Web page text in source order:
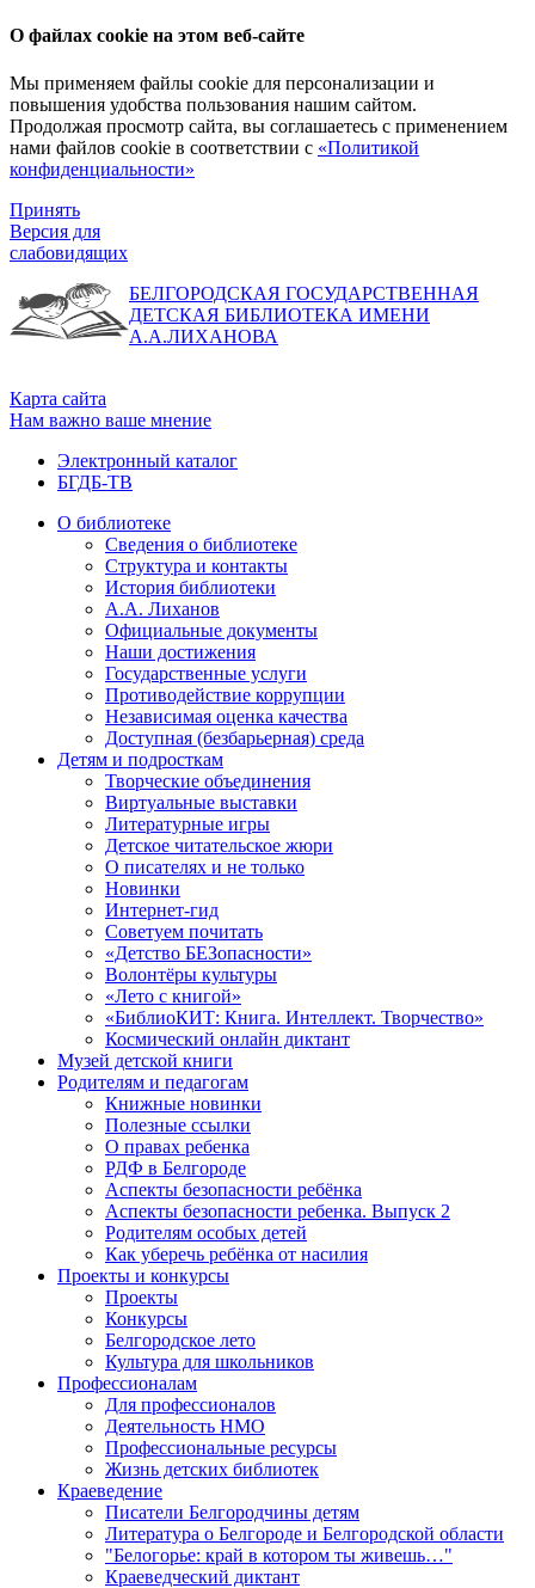
О файлах cookie на этом веб-сайте
Мы применяем файлы cookie для персонализации и
повышения удобства пользования нашим сайтом.
Продолжая просмотр сайта, вы соглашаетесь с применением
нами файлов cookie в соответствии с «Политикой
конфиденциальности»
Принять
Версия для
слабовидящих
БЕЛГОРОДСКАЯ ГОСУДАРСТВЕННАЯ
ДЕТСКАЯ БИБЛИОТЕКА ИМЕНИ
А.А.ЛИХАНОВА
Карта сайта
Нам важно ваше мнение
Электронный каталог
БГДБ-ТВ
О библиотеке
Сведения о библиотеке
Структура и контакты
История библиотеки
А.А. Лиханов
Официальные документы
Наши достижения
Государственные услуги
Противодействие коррупции
Независимая оценка качества
Доступная (безбарьерная) среда
Детям и подросткам
Творческие объединения
Виртуальные выставки
Литературные игры
Детское читательское жюри
О писателях и не только
Новинки
Интернет-гид
Советуем почитать
«Детство БЕЗопасности»
Волонтёры культуры
«Лето с книгой»
«БиблиоКИТ: Книга. Интеллект. Творчество»
Космический онлайн диктант
Музей детской книги
Родителям и педагогам
Книжные новинки
Полезные ссылки
О правах ребенка
РДФ в Белгороде
Аспекты безопасности ребёнка
Аспекты безопасности ребенка. Выпуск 2
Родителям особых детей
Как уберечь ребёнка от насилия
Проекты и конкурсы
Проекты
Конкурсы
Белгородское лето
Культура для школьников
Профессионалам
Для профессионалов
Деятельность НМО
Профессиональные ресурсы
Жизнь детских библиотек
Краеведение
Писатели Белгородчины детям
Литература о Белгороде и Белгородской области
"Белогорье: край в котором ты живешь…"
Краеведческий диктант